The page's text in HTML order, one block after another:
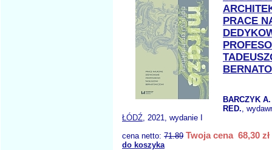
PRACE
BARCZYK
RED.,
ŁÓDŹ, 2021, wydanie I
cena netto: 71.89 Twoja cena 68,30 zł
do koszyka